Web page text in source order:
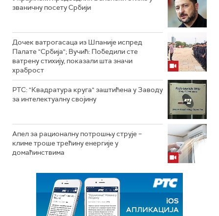
званичну посету Србији
Дочек ватрогасаца из Шпаније испред
Палате "Србија"; Вучић: Победили сте
ватрену стихију, показали шта значи
храброст
РТС: "Квадратура круга" заштићена у Заводу
за интелектуалну својину
Апел за рационалну потрошњу струје –
климе троше трећину енергије у
домаћинствима